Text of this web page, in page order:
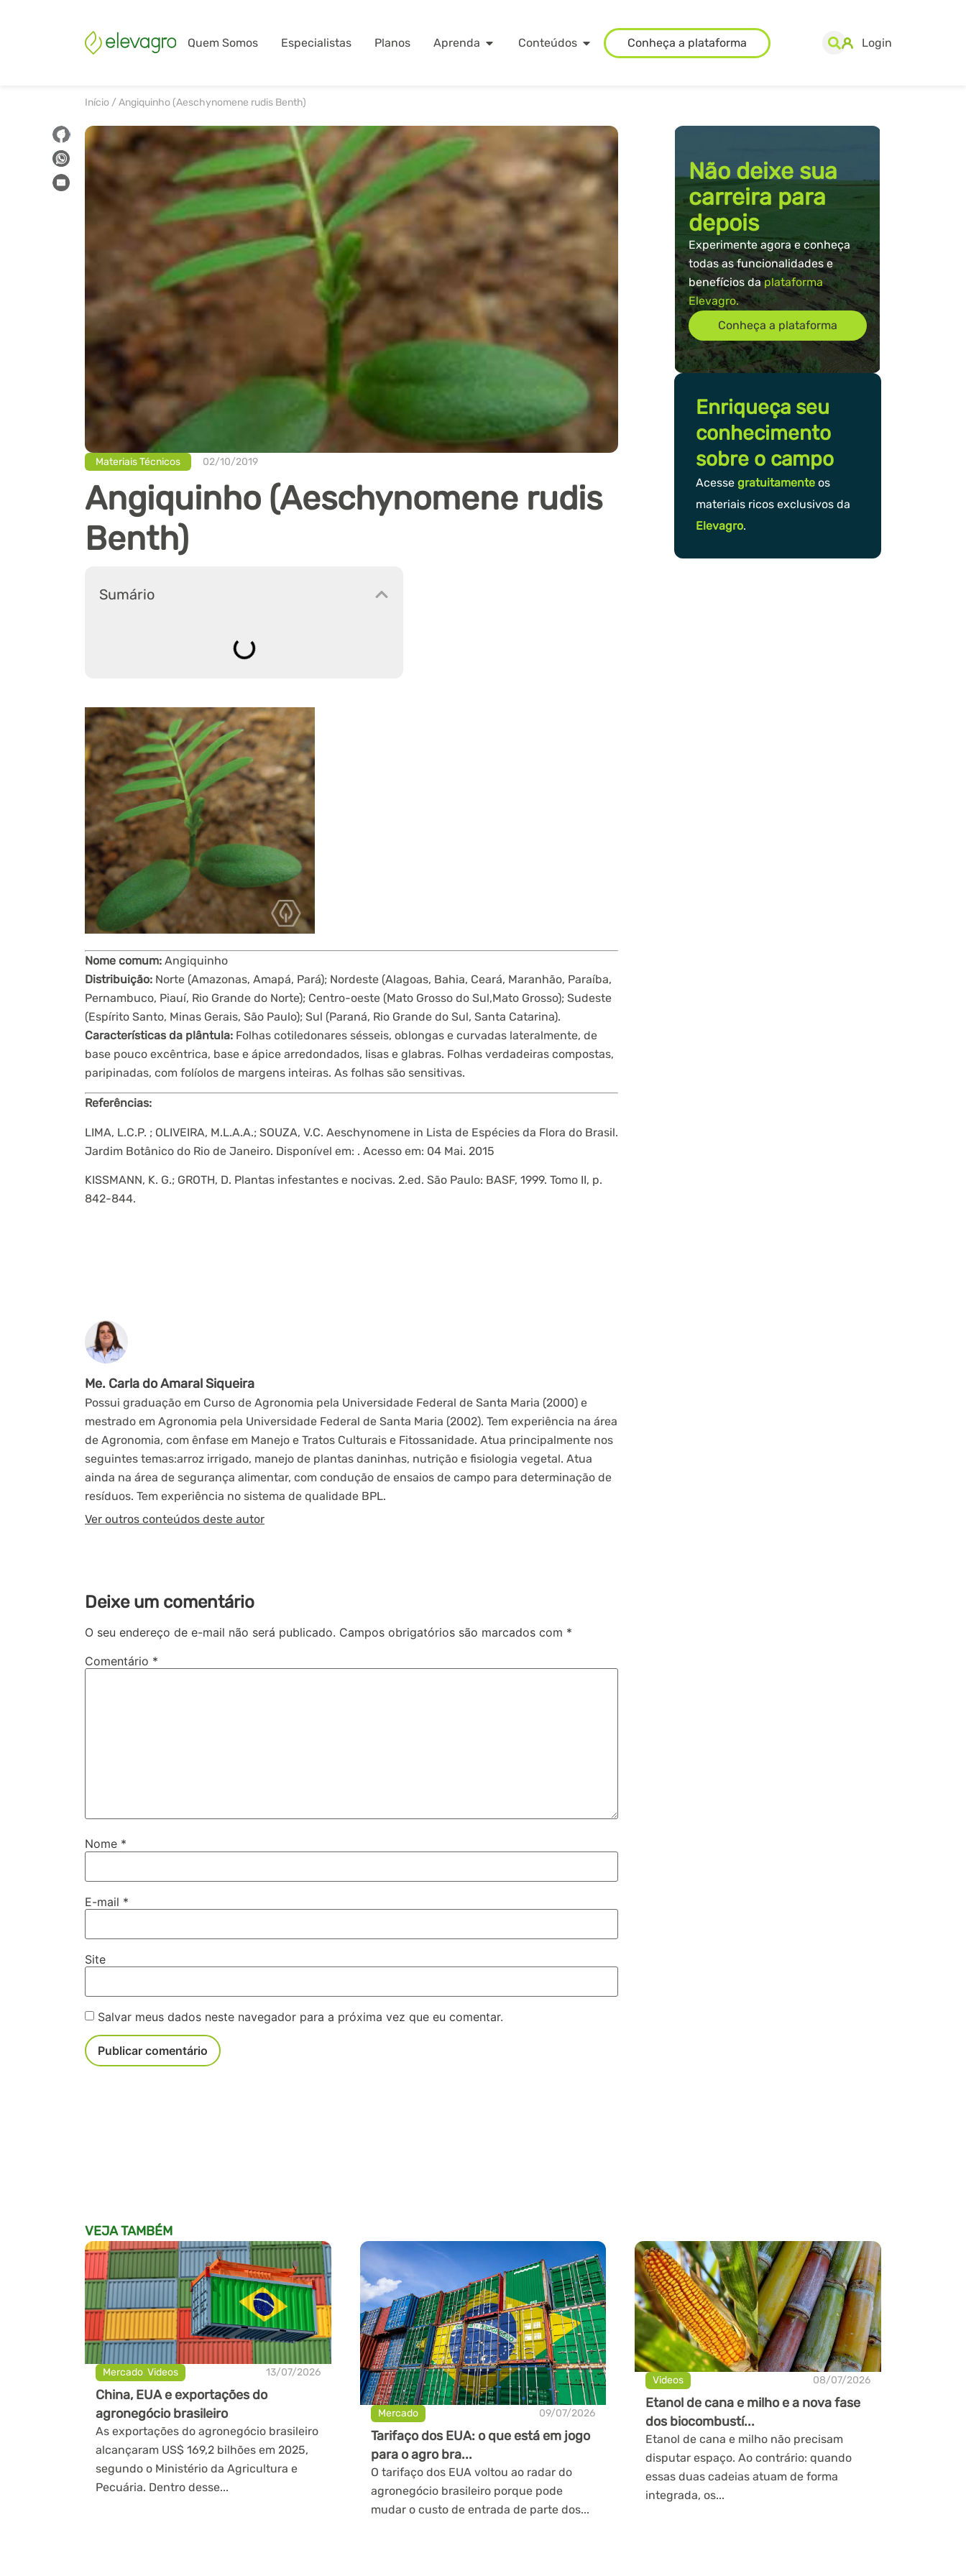
Quem Somos Especialistas Planos Aprenda Conteúdos Conheça a plataforma Login
Início /Angiquinho (Aeschynomene rudis Benth)
Materiais Técnicos 02/10/2019
Angiquinho (Aeschynomene rudis
Benth)
Sumário
Nome comum: Angiquinho
Distribuição: Norte (Amazonas, Amapá, Pará); Nordeste (Alagoas, Bahia, Ceará, Maranhão, Paraíba,
Pernambuco, Piauí, Rio Grande do Norte); Centro-oeste (Mato Grosso do Sul,Mato Grosso); Sudeste
(Espírito Santo, Minas Gerais, São Paulo); Sul (Paraná, Rio Grande do Sul, Santa Catarina).
Características da plântula: Folhas cotiledonares sésseis, oblongas e curvadas lateralmente, de
base pouco excêntrica, base e ápice arredondados, lisas e glabras. Folhas verdadeiras compostas,
paripinadas, com folíolos de margens inteiras. As folhas são sensitivas.
Referências:
LIMA, L.C.P. ; OLIVEIRA, M.L.A.A.; SOUZA, V.C. Aeschynomene in Lista de Espécies da Flora do Brasil.
Jardim Botânico do Rio de Janeiro. Disponível em: . Acesso em: 04 Mai. 2015
KISSMANN, K. G.; GROTH, D. Plantas infestantes e nocivas. 2.ed. São Paulo: BASF, 1999. Tomo II, p.
842-844.
Me. Carla do Amaral Siqueira
Possui graduação em Curso de Agronomia pela Universidade Federal de Santa Maria (2000) e
mestrado em Agronomia pela Universidade Federal de Santa Maria (2002). Tem experiência na área
de Agronomia, com ênfase em Manejo e Tratos Culturais e Fitossanidade. Atua principalmente nos
seguintes temas:arroz irrigado, manejo de plantas daninhas, nutrição e fisiologia vegetal. Atua
ainda na área de segurança alimentar, com condução de ensaios de campo para determinação de
resíduos. Tem experiência no sistema de qualidade BPL.
Ver outros conteúdos deste autor
Deixe um comentário
O seu endereço de e-mail não será publicado. Campos obrigatórios são marcados com *
Comentário *
Nome *
E-mail *
Site
Salvar meus dados neste navegador para a próxima vez que eu comentar.
Não deixe sua
carreira para
depois
Experimente agora e conheça
todas as funcionalidades e
benefícios daplataforma
Elevagro.
Conheça a plataforma
Enriqueça seu
conhecimento
sobre o campo
Acesse gratuitamenteos
materiais ricos exclusivos da
Elevagro.
VEJA TAMBÉM
Mercado,Videos 13/07/2026
China, EUA e exportações do
agronegócio brasileiro
As exportações do agronegócio brasileiro
alcançaram US$ 169,2 bilhões em 2025,
segundo o Ministério da Agricultura e
Pecuária. Dentro desse...
Mercado 09/07/2026
Tarifaço dos EUA: o que está em jogo
para o agro bra...
O tarifaço dos EUA voltou ao radar do
agronegócio brasileiro porque pode
mudar o custo de entrada de parte dos...
Videos 08/07/2026
Etanol de cana e milho e a nova fase
dos biocombustí...
Etanol de cana e milho não precisam
disputar espaço. Ao contrário: quando
essas duas cadeias atuam de forma
integrada, os...